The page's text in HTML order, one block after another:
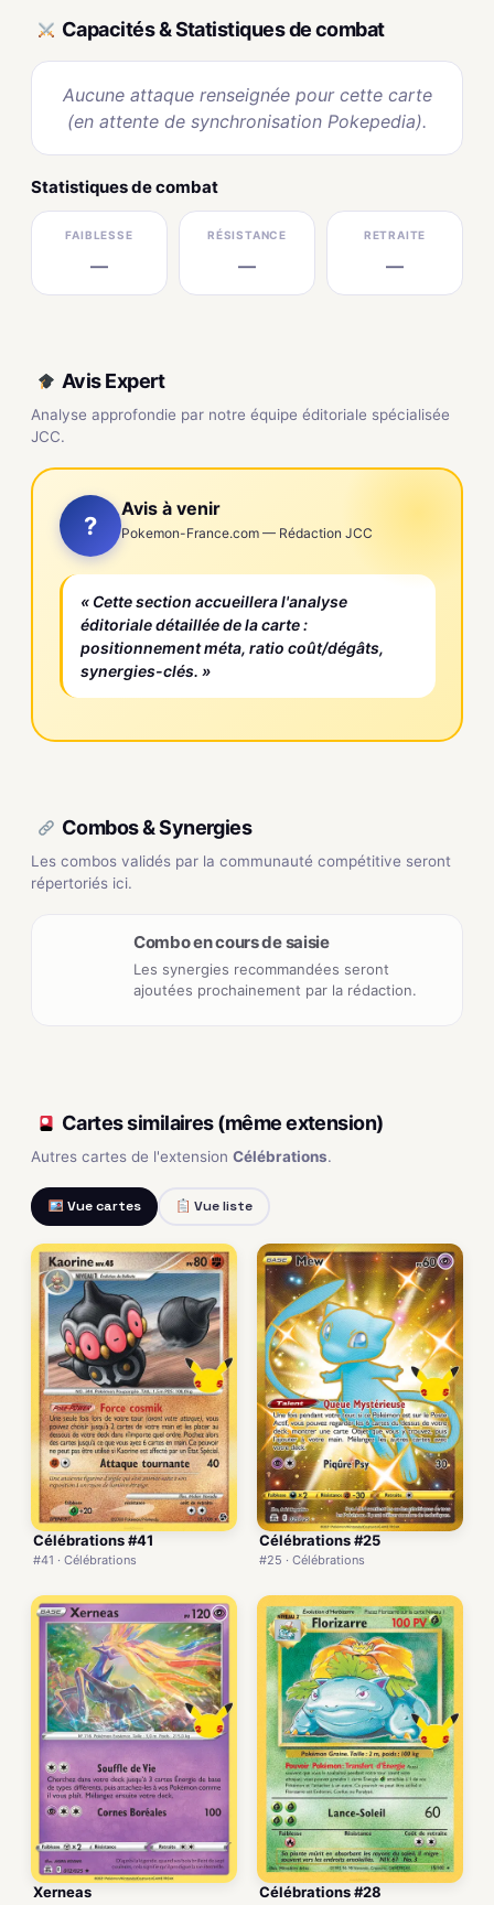
Capacités & Statistiques de combat
Aucune attaque renseignée pour cette carte
(en attente de synchronisation Pokepedia).
Statistiques de combat
FAIBLESSE
—
RÉSISTANCE
—
RETRAITE
—
Avis Expert
Analyse approfondie par notre équipe éditoriale spécialisée
JCC.
?
Avis à venir
Pokemon-France.com — Rédaction JCC
« Cette section accueillera l'analyse
éditoriale détaillée de la carte :
positionnement méta, ratio coût/dégâts,
synergies-clés. »
Combos & Synergies
Les combos validés par la communauté compétitive seront
répertoriés ici.
Combo en cours de saisie
Les synergies recommandées seront
ajoutées prochainement par la rédaction.
Cartes similaires (même extension)
Autres cartes de l'extension Célébrations.
Vue cartes Vue liste
Célébrations #41
#41 · Célébrations
Célébrations #25
#25 · Célébrations
Xerneas Célébrations #28